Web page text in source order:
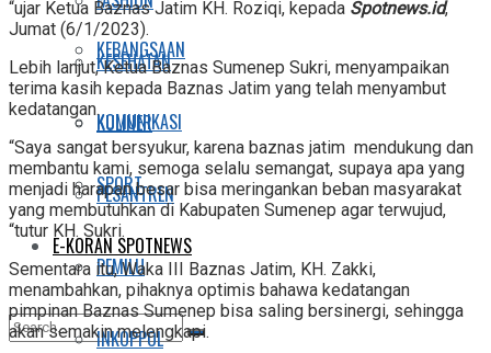
KESEHATAN
KULINER
SPORT
E-KORAN SPOTNEWS
KEBANGSAAN
KOMUNIKASI
PESANTREN
PEMILU
INKOPPOL
“ujar Ketua Baznas Jatim KH. Roziqi, kepada Spotnews.id,
Jumat (6/1/2023).
Lebih lanjut, Ketua Baznas Sumenep Sukri, menyampaikan
terima kasih kepada Baznas Jatim yang telah menyambut
kedatangan.
“Saya sangat bersyukur, karena baznas jatim mendukung dan
membantu kami, semoga selalu semangat, supaya apa yang
menjadi harapan besar bisa meringankan beban masyarakat
yang membutuhkan di Kabupaten Sumenep agar terwujud,
“tutur KH. Sukri.
Sementara itu, Waka III Baznas Jatim, KH. Zakki,
menambahkan, pihaknya optimis bahawa kedatangan
pimpinan Baznas Sumenep bisa saling bersinergi, sehingga
akan semakin melengkapi.